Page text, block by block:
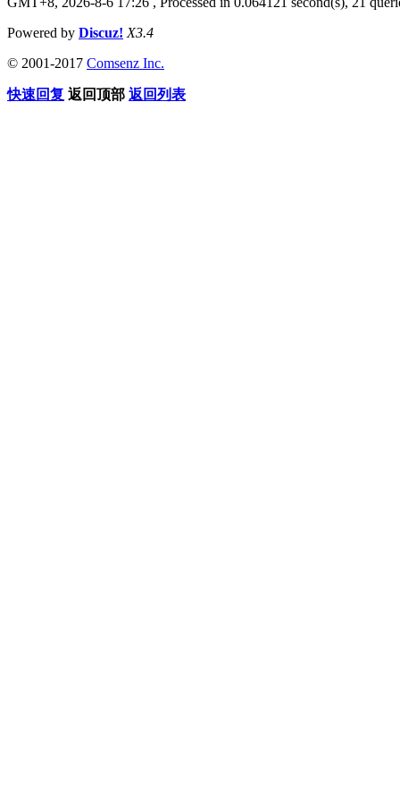
Powered by Discuz! X3.4
© 2001-2017 Comsenz Inc.
快速回复 返回顶部 返回列表